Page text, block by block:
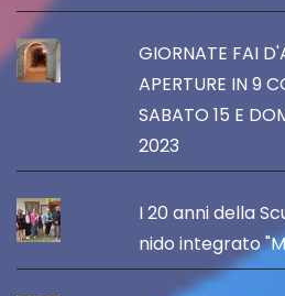
GIORNATE FAI
APERTURE IN 9
SABATO 15 E
2023
I 20 anni della
nido integrato